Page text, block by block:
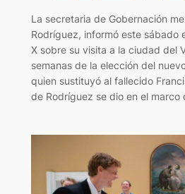
La secretaria de Gobernación
Rodríguez, informó este sábado
X sobre su visita a la ciudad del
semanas de la elección del
quien sustituyó al fallecido
de Rodríguez se dio en el